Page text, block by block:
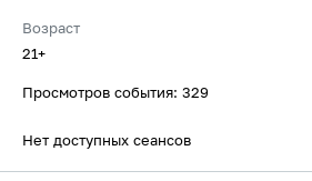
Возраст
21+
Просмотров события: 329
Нет доступных сеансов